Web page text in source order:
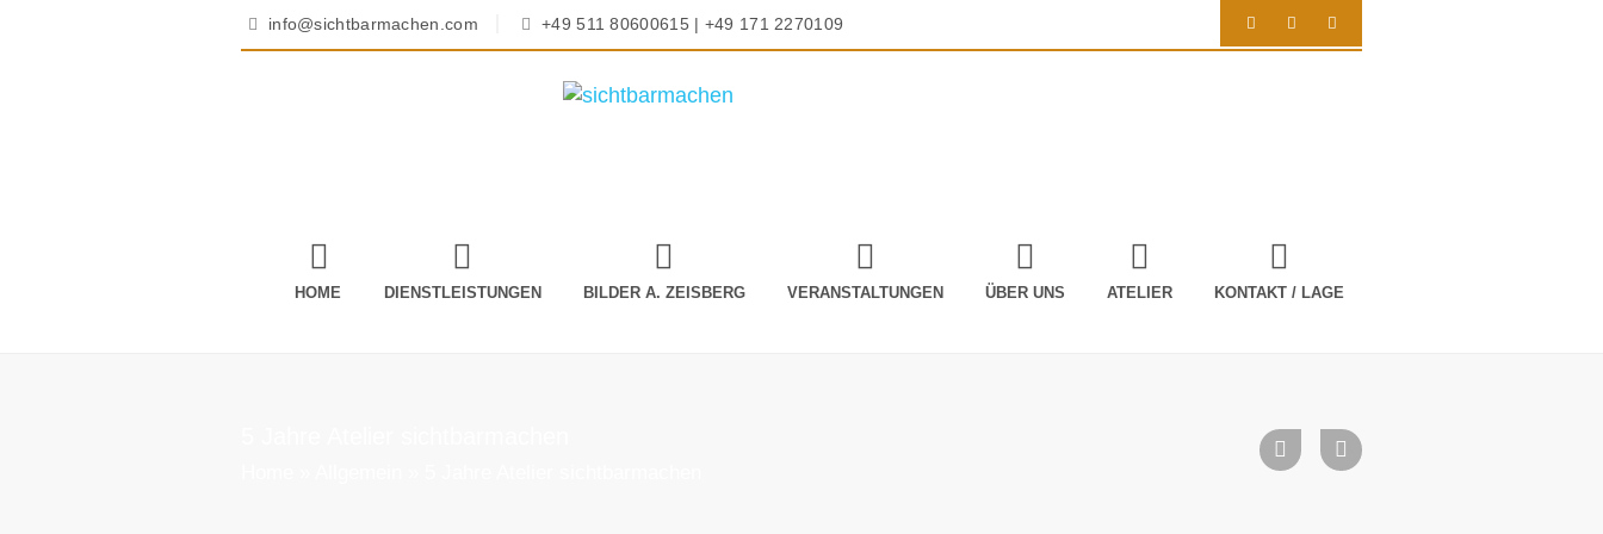
info@sichtbarmachen.com +49 511 80600615 | +49 171 2270109
HOME DIENSTLEISTUNGEN BILDER A. ZEISBERG VERANSTALTUNGEN ÜBER UNS ATELIER KONTAKT / LAGE